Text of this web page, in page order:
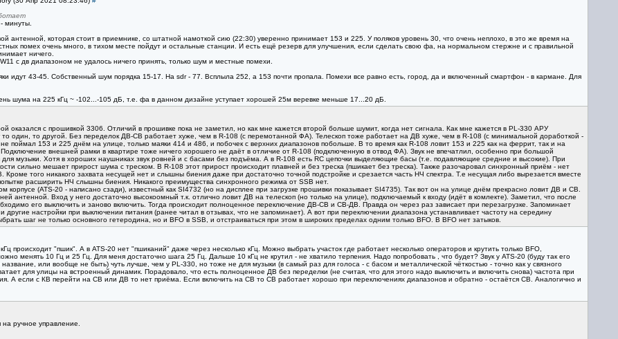
минуты.
которая стоит в приемнике, со штатной намоткой сию (22:30) уверенно принимает 153 и 225. У поляков уровень 30, что очень неплохо, в это же время на
помех очень много, в тихом месте пойдут и остальные станции. И есть ещё резерв для улучшения, если сделать свою фа, на нормальном стержне и с правильной
ничего.
с дв диапазоном не удалось ничего принять, только шум и местные помехи.
идут 43-45. Собственный шум порядка 15-17. На sdr - 77. Всплыла 252, а 153 почти пропала. Помехи все равно есть, город, да и включенный смартфон - в кармане. Для
шума на 225 кГц ~ -102...-105 дБ, т.е. фа в данном дизайне уступает хорошей 25м веревке меньше 17...20 дБ.
оказался с прошивкой 3306. Отличий в прошивке пока не заметил, но как мне кажется второй больше шумит, когда нет сигнала. Как мне кажется в PL-330 АРУ
один, то другой. Без переделок ДВ-СВ работает хуже, чем в R-108 (с перемотанной ФА). Телескоп тоже работает на ДВ хуже, чем в R-108 (с минимальной доработкой -
поймал 153 и 225 днём на улице, только маяки 414 и 486, и побочек с верхних диапазонов побольше. В то время как R-108 ловит 153 и 225 как на феррит, так и на
внешней рамки в квартире тоже ничего хорошего не даёт в отличие от R-108 (подключенную в отвод ФА). Звук не впечатлил, особенно при большой
музыки. Хотя в хороших наушниках звук ровней и с басами без подъёма. А в R-108 есть RC цепочки выделяющие басы (т.е. подавляющие средние и высокие). При
сильно мешает прирост шума с треском. В R-108 этот прирост происходит плавней и без треска (пшикает без треска). Также разочаровал синхронный приём - нет
того никакого захвата несущей нет и слышны биения даже при достаточно точной подстройке и срезается часть НЧ спектра. Т.е несущая либо вырезается вместе
расширить НЧ слышны биения. Никакого преимущества синхронного режима от SSB нет.
(ATS-20 - написано сзади), известный как SI4732 (но на дисплее при загрузке прошивки показывает SI4735). Так вот он на улице днём прекрасно ловит ДВ и СВ.
антенной. Вход у него достаточно высокоомный т.к. отлично ловит ДВ на телескоп (но только на улице), подключаемый к входу (идёт в комлекте). Заметил, что после
его выключить и заново включить. Тогда происходит полноценное переключение ДВ-СВ и СВ-ДВ. Правда он через раз зависает при перезагрузке. Запоминает
другие настройки при выключении питания (ранее читал в отзывах, что не запоминает). А вот при переключении диапазона устанавливает частоту на середину
шаг не только основного гетеродина, но и BFO в SSB, и отстраиваться при этом в широких пределах одним только BFO. В BFO нет затыков.
происходит "пшик". А в ATS-20 нет "пшиканий" даже через несколько кГц. Можно выбрать участок где работает несколько операторов и крутить только BFO,
менять 10 Гц и 25 Гц. Для меня достаточно шага 25 Гц. Дальше 10 кГц не крутил - не хватило терпения. Надо попробовать , что будет? Звук у ATS-20 (буду так его
или вообще не быть) чуть лучше, чем у PL-330, но тоже не для музыки (в самый раз для голоса - с басом и металлической чёткостью - точно как у связного
для улицы на встроенный динамик. Порадовало, что есть полноценное ДВ без переделки (не считая, что для этого надо выключить и включить снова) частота при
А если с КВ перейти на СВ или ДВ то нет приёма. Если включить на СВ то СВ работает хорошо при переключениях диапазонов и обратно - остаётся СВ. Аналогично и
ручное управление.